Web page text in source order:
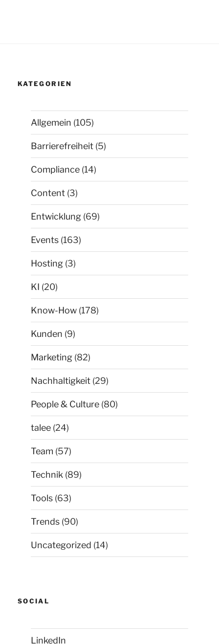
KATEGORIEN
Allgemein (105)
Barrierefreiheit (5)
Compliance (14)
Content (3)
Entwicklung (69)
Events (163)
Hosting (3)
KI (20)
Know-How (178)
Kunden (9)
Marketing (82)
Nachhaltigkeit (29)
People & Culture (80)
talee (24)
Team (57)
Technik (89)
Tools (63)
Trends (90)
Uncategorized (14)
SOCIAL
LinkedIn